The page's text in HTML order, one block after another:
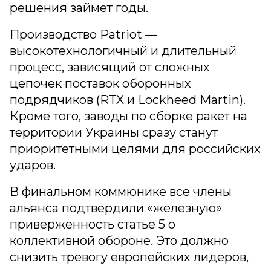
решения займет годы.
Производство Patriot —
высокотехнологичный и длительный
процесс, зависящий от сложных
цепочек поставок оборонных
подрядчиков (RTX и Lockheed Martin).
Кроме того, заводы по сборке ракет на
территории Украины сразу станут
приоритетными целями для российских
ударов.
В финальном коммюнике все члены
альянса подтвердили «железную»
приверженность статье 5 о
коллективной обороне. Это должно
снизить тревогу европейских лидеров,